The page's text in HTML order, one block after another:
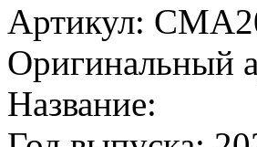
Артикул:
Оригинальный
Название: